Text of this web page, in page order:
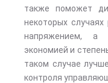
также поможет
некоторых
напряжением, а
экономией и
таком случае
контроля